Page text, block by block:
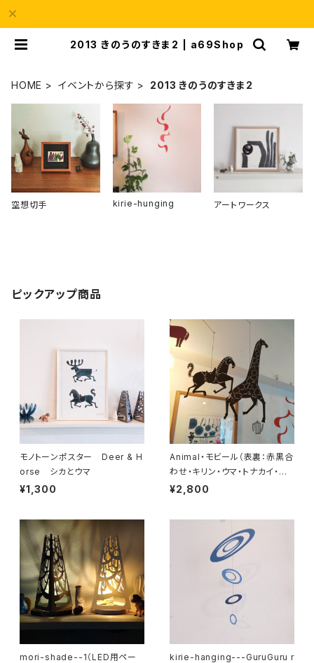
2013 きのうのすきま2 | a69Shop
HOME イベントから探す 2013 きのうのすきま2
空想切手 kirie-hunging アートワークス
ピックアップ商品
モノトーンポスター Deer & H
orse シカとウマ
¥1,300
Animal・モビール（表裏：赤黒合
わせ・キリン・ウマ・トナカイ・ラ
クダ・ロバ）
¥2,800
mori-shade--1（LED用ペー
kirie-hanging---GuruGuru r